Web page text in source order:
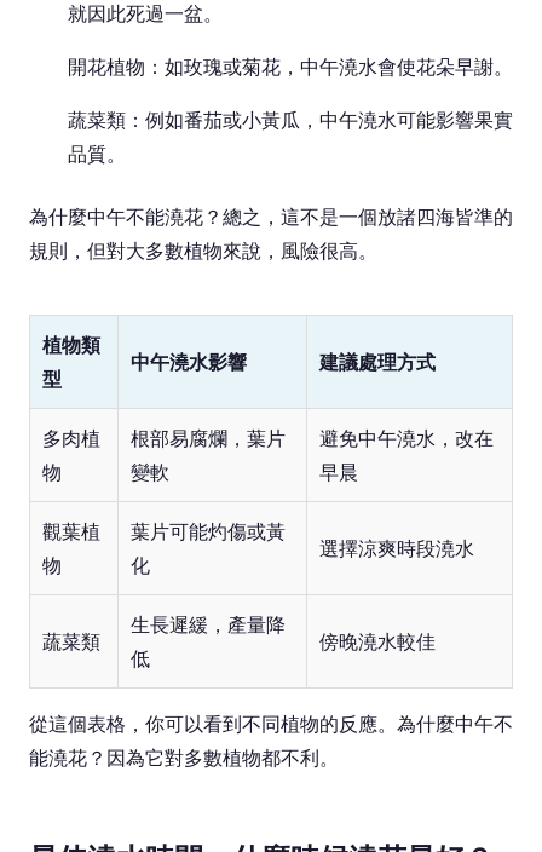
就因此死過一盆。
開花植物：如玫瑰或菊花，中午澆水會使花朵早謝。
蔬菜類：例如番茄或小黃瓜，中午澆水可能影響果實
品質。
為什麼中午不能澆花？總之，這不是一個放諸四海皆準的
規則，但對大多數植物來說，風險很高。
植物類
型
中午澆水影響 建議處理方式
多肉植
物
根部易腐爛，葉片
變軟
避免中午澆水，改在
早晨
觀葉植
物
葉片可能灼傷或黃
化
選擇涼爽時段澆水
蔬菜類
生長遲緩，產量降
低
傍晚澆水較佳
從這個表格，你可以看到不同植物的反應。為什麼中午不
能澆花？因為它對多數植物都不利。